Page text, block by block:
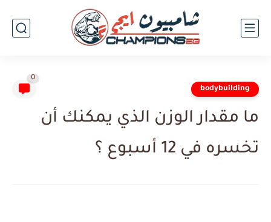
bodybuilding
0
ما مقدار الوزن الذي يمكنك أن
تخسره في 12 أسبوع ؟